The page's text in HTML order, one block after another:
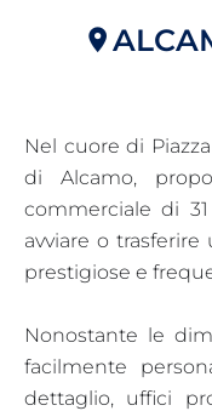
Nel cuore di
di Alcamo,
commerciale di
avviare o
prestigiose e
Nonostante le
facilmente
dettaglio, uffici